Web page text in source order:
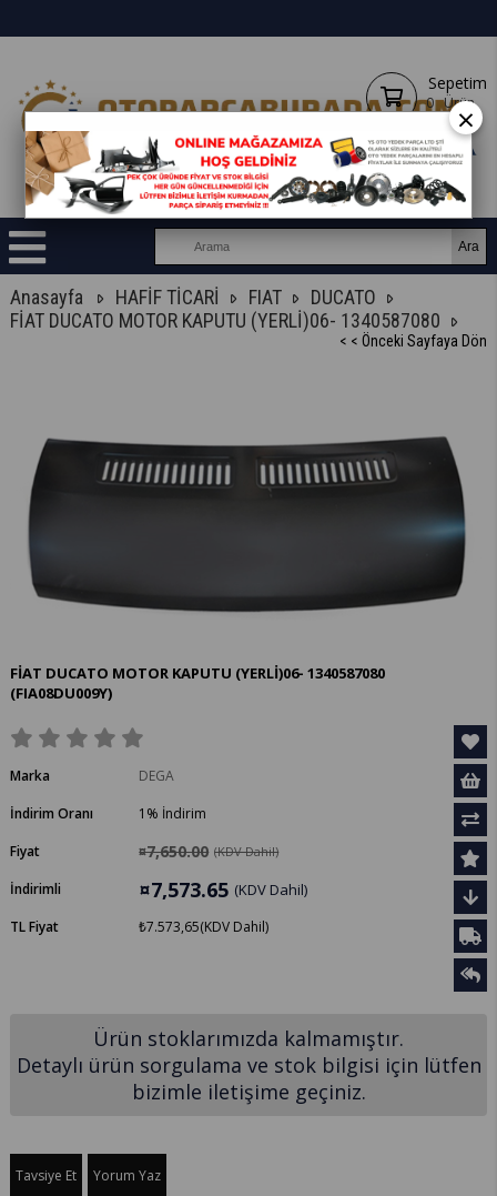
Sepetim
0 Ürün
Anasayfa HAFİF TİCARİ FIAT
DUCATO
FİAT DUCATO MOTOR KAPUTU (YERLİ)06- 1340587080
< < Önceki Sayfaya Dön
FİAT DUCATO MOTOR KAPUTU (YERLİ)06- 1340587080
(FIA08DU009Y)
Marka
DEGA
İndirim Oranı
%
1
İndirim
Fiyat
¤7,650.00 (KDV Dahil)
İndirimli ¤7,573.65 (KDV Dahil)
TL Fiyat ₺7.573,65(KDV Dahil)
Ürün stoklarımızda kalmamıştır.
Detaylı ürün sorgulama ve stok bilgisi için lütfen
bizimle iletişime geçiniz.
Tavsiye Et Yorum Yaz
×